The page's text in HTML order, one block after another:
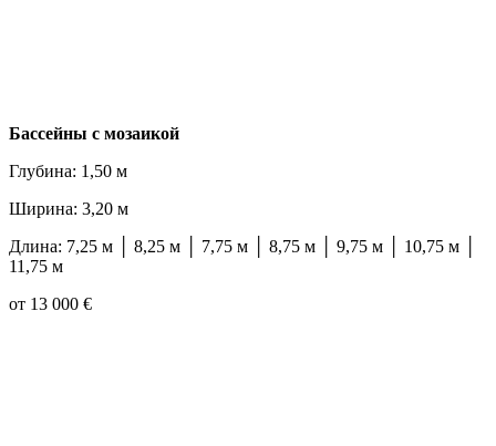
Бассейны с мозаикой
Глубина: 1,50 м
Ширина: 3,20 м
Длина: 7,25 м │ 8,25 м │ 7,75 м │ 8,75 м │ 9,75 м │ 10,75 м │
11,75 м
от 13 000 €